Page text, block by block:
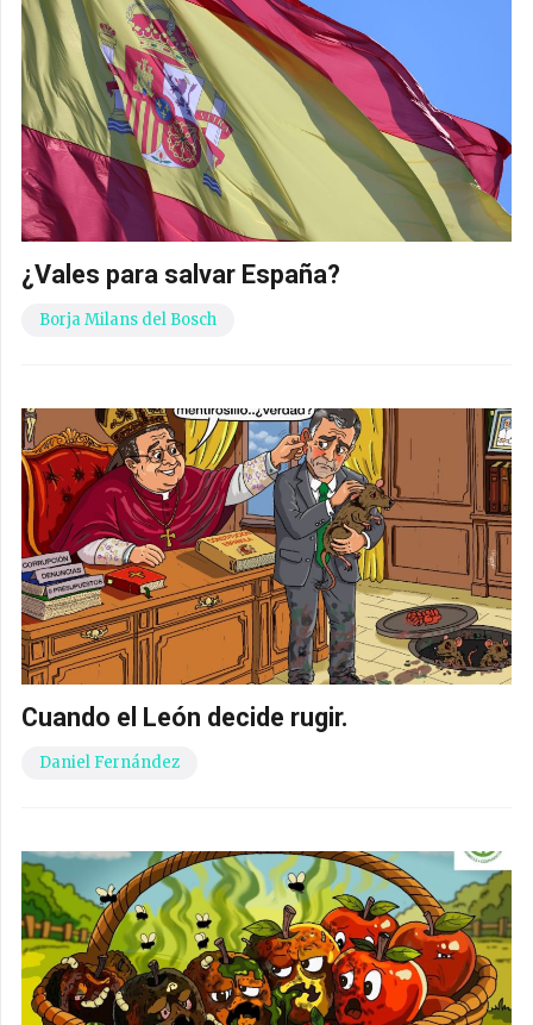
¿Vales para salvar España?
Borja Milans del Bosch
Cuando el León decide rugir.
Daniel Fernández